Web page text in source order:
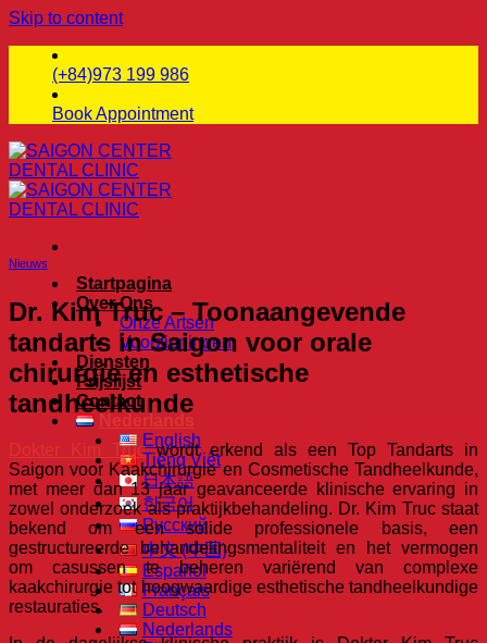
Skip to content
(+84)973 199 986
Book Appointment
Startpagina
Over Ons
Onze Artsen
Voorzieningen
Diensten
Prijslijst
Contact
English
Tiếng Việt
日本語
한국어
Русский
中文 (中国)
Español
Français
Deutsch
Nederlands
Nieuws
Dr. Kim Truc – Toonaangevende
tandarts in Saigon voor orale
chirurgie en esthetische
tandheelkunde
Dokter Kim Trucwordt erkend als een Top Tandarts in
Saigon voor Kaakchirurgie en Cosmetische Tandheelkunde,
met meer dan 13 jaar geavanceerde klinische ervaring in
zowel onderzoek als praktijkbehandeling. Dr. Kim Truc staat
bekend om een solide professionele basis, een
gestructureerde behandelingsmentaliteit en het vermogen
om casussen te beheren variërend van complexe
kaakchirurgie tot hoogwaardige esthetische tandheelkundige
restauraties.